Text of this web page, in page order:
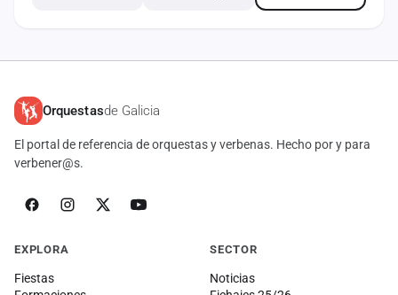
Orquestasde Galicia
El portal de referencia de orquestas y verbenas. Hecho por y para
verbener@s.
EXPLORA
Fiestas
SECTOR
Noticias